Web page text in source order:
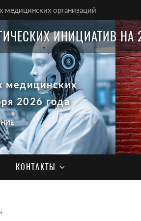
организаций
ИНИЦИАТИВ НА
медицинских
2026 года
КОНТАКТЫ